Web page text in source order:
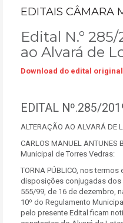
EDITAIS CÂMARA
Edital N.º
ao Alvará de
Download do edital original
EDITAL Nº.285/
ALTERAÇÃO AO ALVARÁ DE
CARLOS MANUEL ANTUNES
Municipal de Torres Vedras:
TORNA PÚBLICO, nos
disposições conjugadas dos
555/99, de 16 de dezembro,
10º do Regulamento
pelo presente Edital ficam